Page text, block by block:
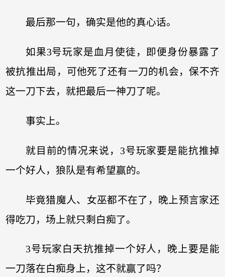
最后那一句，确实是他的真心话。
如果3号玩家是血月使徒，即便身份暴露了
被抗推出局，可他死了还有一刀的机会，保不齐
这一刀下去，就把最后一神刀了呢。
事实上。
就目前的情况来说，3号玩家要是能抗推掉
一个好人，狼队是有希望赢的。
毕竟猎魔人、女巫都不在了，晚上预言家还
得吃刀，场上就只剩白痴了。
3号玩家白天抗推掉一个好人，晚上要是能
一刀落在白痴身上，这不就赢了吗？